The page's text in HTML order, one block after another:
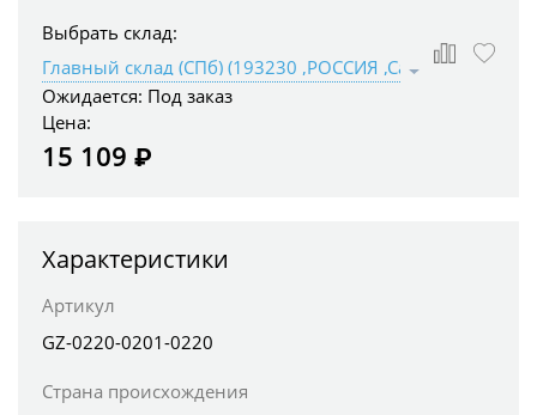
Выбрать склад:
Ожидается: Под заказ
Цена:
15 109 ₽
Характеристики
Артикул
GZ-0220-0201-0220
Страна происхождения